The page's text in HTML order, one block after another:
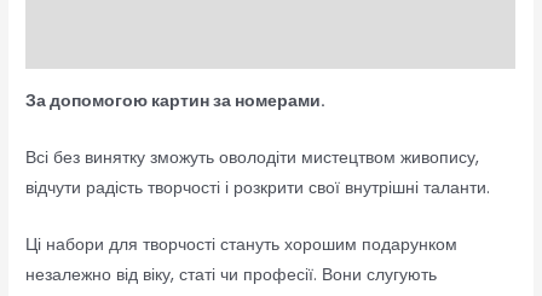
За допомогою картин за номерами.
Всі без винятку зможуть оволодіти мистецтвом живопису,
відчути радість творчості і розкрити свої внутрішні таланти.
Ці набори для творчості стануть хорошим подарунком
незалежно від віку, статі чи професії. Вони слугують